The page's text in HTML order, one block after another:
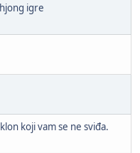
igre
koji vam se ne sviđa.